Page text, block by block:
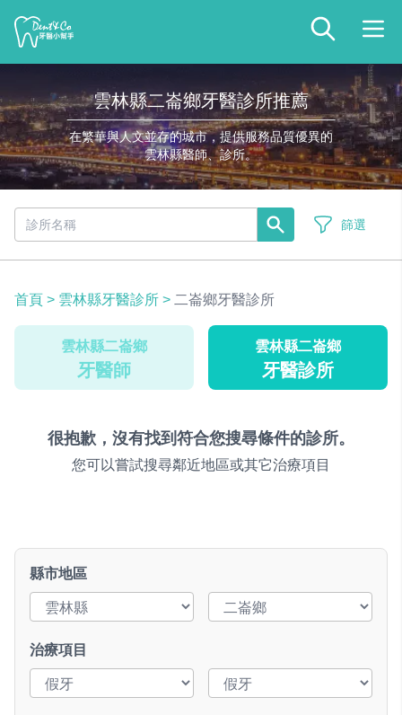
雲林縣二崙鄉牙醫診所推薦
在繁華與人文並存的城市，提供服務品質優異的
雲林縣醫師、診所。
篩選
首頁 > 雲林縣牙醫診所 > 二崙鄉牙醫診所
雲林縣二崙鄉
牙醫師
雲林縣二崙鄉
牙醫診所
很抱歉，沒有找到符合您搜尋條件的診所。
您可以嘗試搜尋鄰近地區或其它治療項目
縣市地區
治療項目